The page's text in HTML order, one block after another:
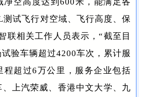
测试飞行对空域、飞行高度、保
联相关工作人员表示，“截至目
验车辆超过4200车次，累计服
程超过6万公里，服务企业包括
上汽荣威、香港中文大学、九